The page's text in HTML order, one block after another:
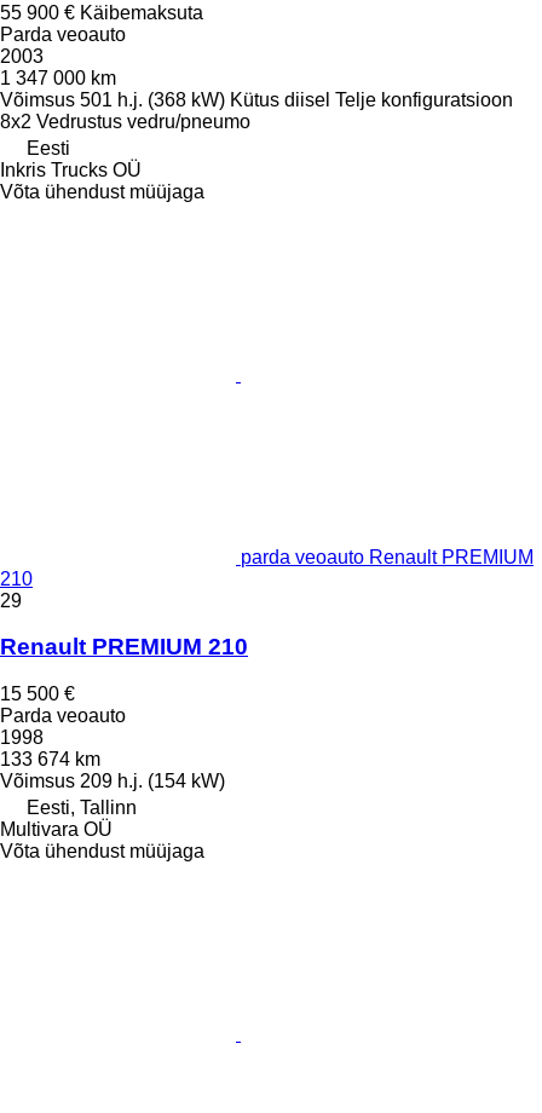
55 900 € Käibemaksuta
Parda veoauto
2003
1 347 000 km
Võimsus 501 h.j. (368 kW) Kütus diisel Telje konfiguratsioon
8x2 Vedrustus vedru/pneumo
Eesti
Inkris Trucks OÜ
Võta ühendust müüjaga
parda veoauto Renault PREMIUM
210
29
Renault PREMIUM 210
15 500 €
Parda veoauto
1998
133 674 km
Võimsus 209 h.j. (154 kW)
Eesti, Tallinn
Multivara OÜ
Võta ühendust müüjaga